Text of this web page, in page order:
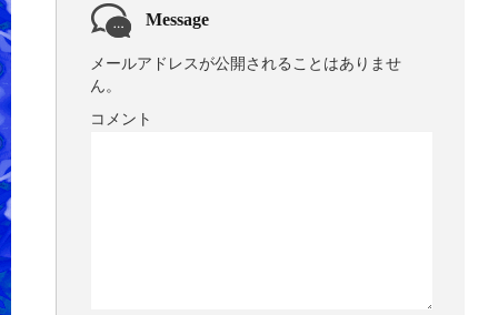
Message
メールアドレスが公開されることはありませ
ん。
コメント